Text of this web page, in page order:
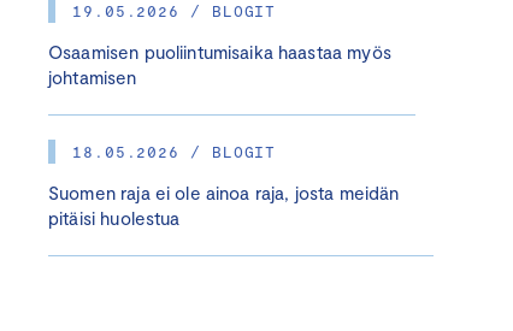
19.05.2026 / BLOGIT
Osaamisen puoliintumisaika haastaa myös
johtamisen
18.05.2026 / BLOGIT
Suomen raja ei ole ainoa raja, josta meidän
pitäisi huolestua